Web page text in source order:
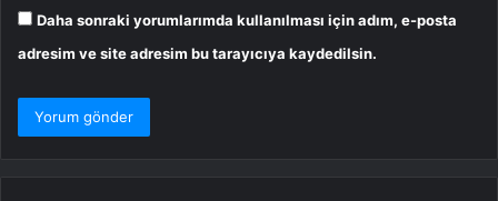
Daha sonraki yorumlarımda kullanılması için adım, e-posta
adresim ve site adresim bu tarayıcıya kaydedilsin.